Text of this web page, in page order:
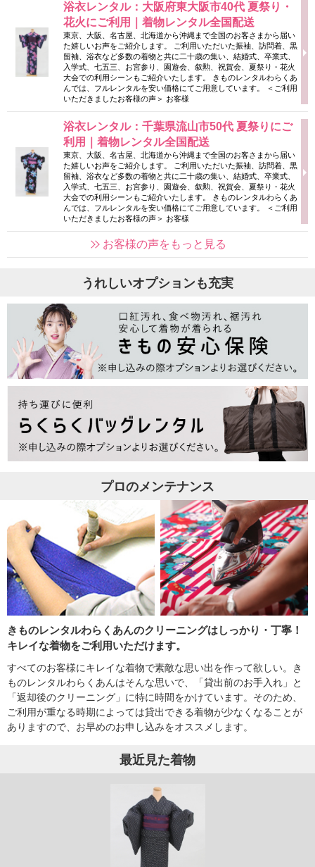
浴衣レンタル：大阪府東大阪市40代 夏祭り・
花火にご利用｜着物レンタル全国配送
東京、大阪、名古屋、北海道から沖縄まで全国のお客さまから届い
た嬉しいお声をご紹介します。 ご利用いただいた振袖、訪問着、黒
留袖、浴衣など多数の着物と共に二十歳の集い、結婚式、卒業式、
入学式、七五三、お宮参り、園遊会、叙勲、祝賀会、夏祭り・花火
大会での利用シーンもご紹介いたします。 きものレンタルわらくあ
んでは、フルレンタルを安い価格にてご用意しています。 ＜ご利用
いただきましたお客様の声＞ お客様
浴衣レンタル：千葉県流山市50代 夏祭りにご
利用｜着物レンタル全国配送
東京、大阪、名古屋、北海道から沖縄まで全国のお客さまから届い
た嬉しいお声をご紹介します。 ご利用いただいた振袖、訪問着、黒
留袖、浴衣など多数の着物と共に二十歳の集い、結婚式、卒業式、
入学式、七五三、お宮参り、園遊会、叙勲、祝賀会、夏祭り・花火
大会での利用シーンもご紹介いたします。 きものレンタルわらくあ
んでは、フルレンタルを安い価格にてご用意しています。 ＜ご利用
いただきましたお客様の声＞ お客様
お客様の声をもっと見る
うれしいオプションも充実
プロのメンテナンス
きものレンタルわらくあんのクリーニングはしっかり・丁寧！
キレイな着物をご利用いただけます。
すべてのお客様にキレイな着物で素敵な思い出を作って欲しい。き
ものレンタルわらくあんはそんな思いで、「貸出前のお手入れ」と
「返却後のクリーニング」に特に時間をかけています。そのため、
ご利用が重なる時期によっては貸出できる着物が少なくなることが
ありますので、お早めのお申し込みをオススメします。
最近見た着物